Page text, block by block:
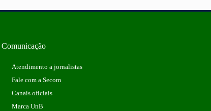
Comunicação
Atendimento a jornalistas
Fale com a Secom
Canais oficiais
Marca UnB